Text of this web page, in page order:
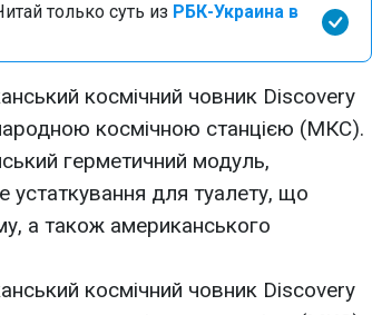
только суть из РБК-Украина в
космічний човник Discovery
космічною станцією (МКС).
герметичний модуль,
устаткування для туалету, що
а також американського
космічний човник Discovery